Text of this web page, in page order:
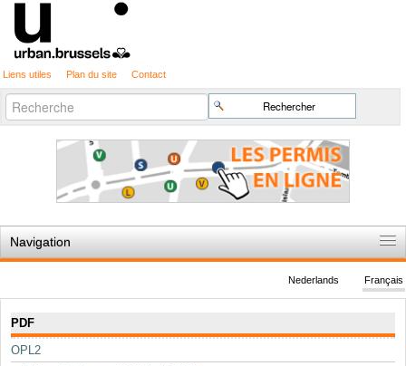
Liens utiles Plan du site Contact
Chercher par
Recherche
avancée…
Navigation
Règles du jeu
Permis d'urbanisme
Cartographie
Français
Nederlands
PDF
OPL2